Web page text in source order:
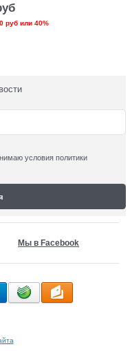
руб или40%
Karl Lagerfeld
рубили40%
Bling My Thing
для iPhone 6/6s
рубили
Скидка 40%
условия политики
Мы в Facebook